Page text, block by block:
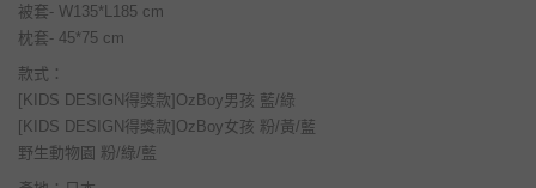
被套- W135*L185 cm
枕套- 45*75 cm
款式：
[KIDS DESIGN得獎款]OzBoy男孩 藍/綠
[KIDS DESIGN得獎款]OzBoy女孩 粉/黃/藍
野生動物園 粉/綠/藍